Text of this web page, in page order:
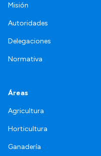
Misión
Autoridades
Delegaciones
Normativa
Áreas
Agricultura
Horticultura
Ganadería